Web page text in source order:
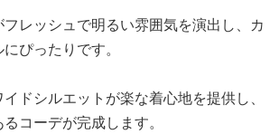
レッシュで明るい雰囲気を演出し、カ
ぴったりです。
ドシルエットが楽な着心地を提供し、
コーデが完成します。